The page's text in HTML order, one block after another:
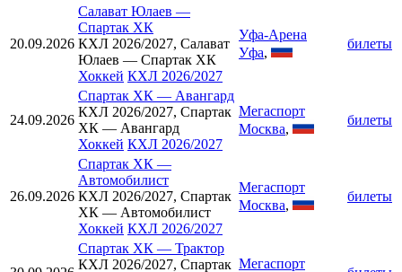
20.09.2026
Салават Юлаев —
Спартак ХК
КХЛ 2026/2027, Салават
Юлаев — Спартак ХК
Хоккей КХЛ 2026/2027
Уфа-Арена
Уфа,
билеты
24.09.2026
Спартак ХК — Авангард
КХЛ 2026/2027, Спартак
ХК — Авангард
Хоккей КХЛ 2026/2027
Мегаспорт
Москва,
билеты
26.09.2026
Спартак ХК —
Автомобилист
КХЛ 2026/2027, Спартак
ХК — Автомобилист
Хоккей КХЛ 2026/2027
Мегаспорт
Москва,
билеты
Спартак ХК — Трактор
КХЛ 2026/2027, Спартак Мегаспорт